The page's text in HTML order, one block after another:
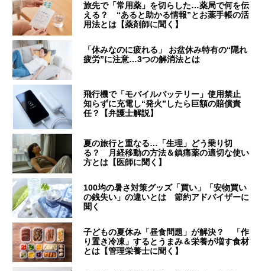
旅先で「常用薬」を切らした…薬局で何を伝
える？ “あると助かる情報”とお薬手帳の活
用法とは【薬剤師に聞く】
「休みなのに疲れる」 お盆休み特有の“隠れ
疲労”に注意…3つの解消法とは
飛行機で「モバイルバッテリー」使用禁止
知らずに充電し“発火”したら巨額の賠償責
任？【弁護士解説】
夏の旅行と重なる…「生理」どう乗り切
る？ 月経移動の方法＆鎮痛薬の適切な使い
方とは【医師に聞く】
100均の暑さ対策グッズ「買い」「安物買い
の銭失い」の違いとは 節約アドバイザーに
聞く
子どもの夏休み「昼食問題」が解決？ 「作
り置き冷凍」するとうまみ＆栄養が増す食材
とは【管理栄養士に聞く】